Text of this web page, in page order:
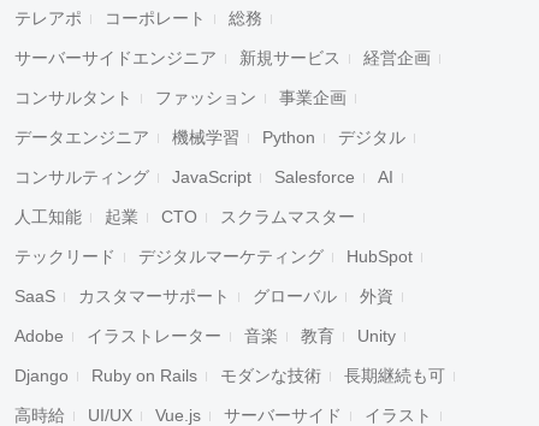
テレアポ コーポレート 総務
サーバーサイドエンジニア 新規サービス 経営企画
コンサルタント ファッション 事業企画
データエンジニア 機械学習 Python デジタル
コンサルティング JavaScript Salesforce AI
人工知能 起業 CTO スクラムマスター
テックリード デジタルマーケティング HubSpot
SaaS カスタマーサポート グローバル 外資
Adobe イラストレーター 音楽 教育 Unity
Django Ruby on Rails モダンな技術 長期継続も可
高時給 UI/UX Vue.js サーバーサイド イラスト